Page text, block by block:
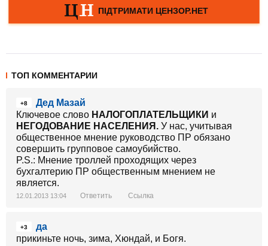
ТОП КОММЕНТАРИИ
+8
Дед Мазай
Ключевое слово НАЛОГОПЛАТЕЛЬЩИКИ и
НЕГОДОВАНИЕ НАСЕЛЕНИЯ. У нас, учитывая
общественное мнение руководство ПР обязано
совершить групповое самоубийство.
P.S.: Мнение троллей проходящих через
бухгалтерию ПР общественным мнением не
является.
12.01.2013 13:04 Ответить Ссылка
+3
да
прикиньте ночь, зима, Хюндай, и Богя.